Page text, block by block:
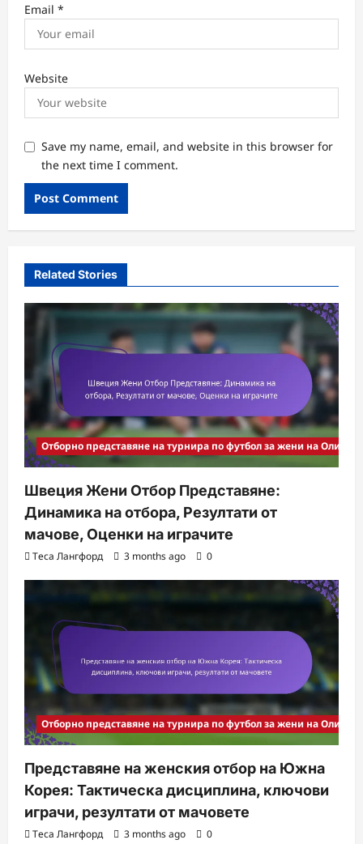
Email *
Website
Save my name, email, and website in this browser for
the next time I comment.
Related Stories
Отборно представяне на турнира по футбол за жени на
Швеция Жени Отбор Представяне:
Динамика на отбора, Резултати от
мачове, Оценки на играчите
Теса Лангфорд 3 months ago 0
Отборно представяне на турнира по футбол за жени на
Представяне на женския отбор на Южна
Корея: Тактическа дисциплина, ключови
играчи, резултати от мачовете
Теса Лангфорд 3 months ago 0